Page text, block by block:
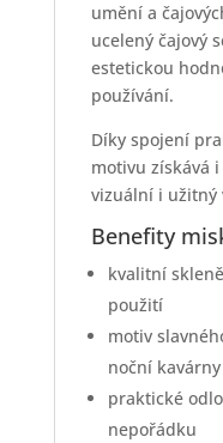
umění a
ucelený čajový
estetickou
používání.
Díky spojení
motivu získává
vizuální i užitný
Benefity
kvalitní
použití
motiv
noční kavárny
praktické
nepořádku